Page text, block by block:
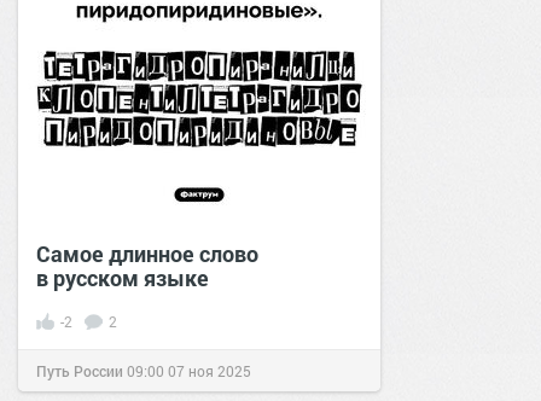
Самое длинное слово
в русском языке
-2 2
Путь России 09:00 07 ноя 2025